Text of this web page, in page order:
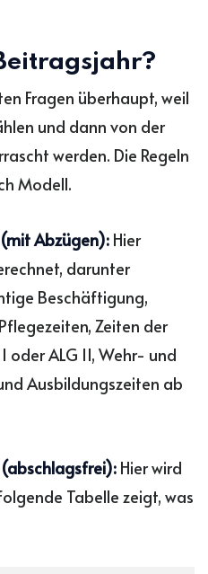
Fragen überhaupt, weil
und dann von der
werden. Die Regeln
Modell.
Abzügen): Hier
darunter
Beschäftigung,
Zeiten der
oder ALG II, Wehr- und
Ausbildungszeiten ab
Hier wird
Tabelle zeigt, was